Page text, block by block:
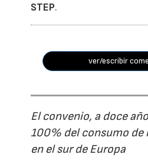
STEP.
ver/escribir
El convenio, a doce
100% del consumo de
en el sur de Europa